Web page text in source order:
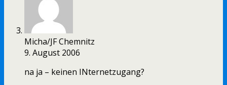
Micha/JF Chemnitz
9. August 2006
na ja – keinen INternetzugang?